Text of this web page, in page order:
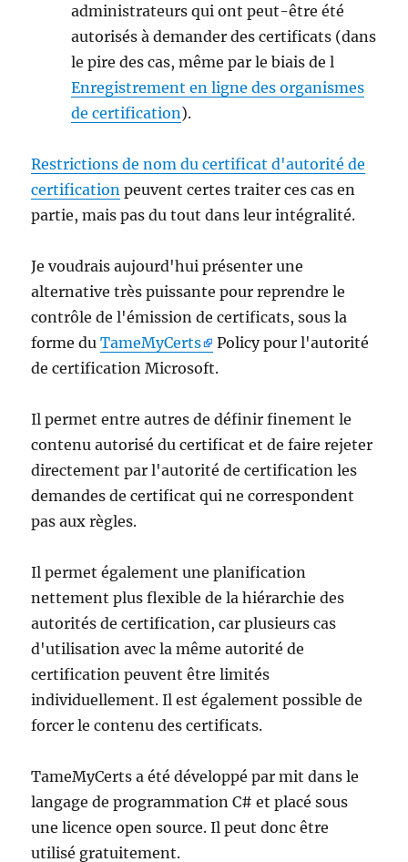
administrateurs qui ont peut-être été
autorisés à demander des certificats (dans
le pire des cas, même par le biais de l
Enregistrement en ligne des organismes
de certification).
Restrictions de nom du certificat d'autorité de
certification peuvent certes traiter ces cas en
partie, mais pas du tout dans leur intégralité.
Je voudrais aujourd'hui présenter une
alternative très puissante pour reprendre le
contrôle de l'émission de certificats, sous la
forme duTameMyCerts
Policy pour l'autorité
de certification Microsoft.
Il permet entre autres de définir finement le
contenu autorisé du certificat et de faire rejeter
directement par l'autorité de certification les
demandes de certificat qui ne correspondent
pas aux règles.
Il permet également une planification
nettement plus flexible de la hiérarchie des
autorités de certification, car plusieurs cas
d'utilisation avec la même autorité de
certification peuvent être limités
individuellement. Il est également possible de
forcer le contenu des certificats.
TameMyCerts a été développé par mit dans le
langage de programmation C# et placé sous
une licence open source. Il peut donc être
utilisé gratuitement.